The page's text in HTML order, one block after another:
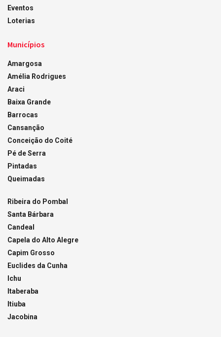
Eventos
Loterias
Municípios
Amargosa
Amélia Rodrigues
Araci
Baixa Grande
Barrocas
Cansanção
Conceição do Coité
Pé de Serra
Pintadas
Queimadas
Ribeira do Pombal
Santa Bárbara
Candeal
Capela do Alto Alegre
Capim Grosso
Euclides da Cunha
Ichu
Itaberaba
Itiuba
Jacobina